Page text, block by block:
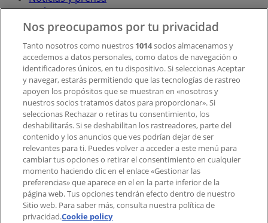
Trabaja con nosotros
Contacto
Contacto comercial y de marketing
Tienda mal colocada en el mapa
Notificar un folleto
¿Encontraste un problema en la web o en la
aplicación?
Índices
Marcas
Nos preocupamos por tu privacidad
Tanto nosotros como nuestros 1014socios almacenamos y
accedemos a datos personales, como datos de navegación o
identificadores únicos, en tu dispositivo. Si seleccionas Aceptar
y navegar, estarás permitiendo que las tecnologías de rastreo
apoyen los propósitos que se muestran en «nosotros y
nuestros socios tratamos datos para proporcionar». Si
seleccionas Rechazar o retiras tu consentimiento, los
deshabilitarás. Si se deshabilitan los rastreadores, parte del
contenido y los anuncios que ves podrían dejar de ser
relevantes para ti. Puedes volver a acceder a este menú para
cambiar tus opciones o retirar el consentimiento en cualquier
momento haciendo clic en el enlace «Gestionar las
preferencias» que aparece en el en la parte inferior de la
página web. Tus opciones tendrán efecto dentro de nuestro
Sitio web. Para saber más, consulta nuestra política de
privacidad.Cookie policy